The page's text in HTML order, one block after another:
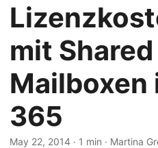
mit Shared
Mailboxen
365
May 22, 2014 · 1 min · Martina